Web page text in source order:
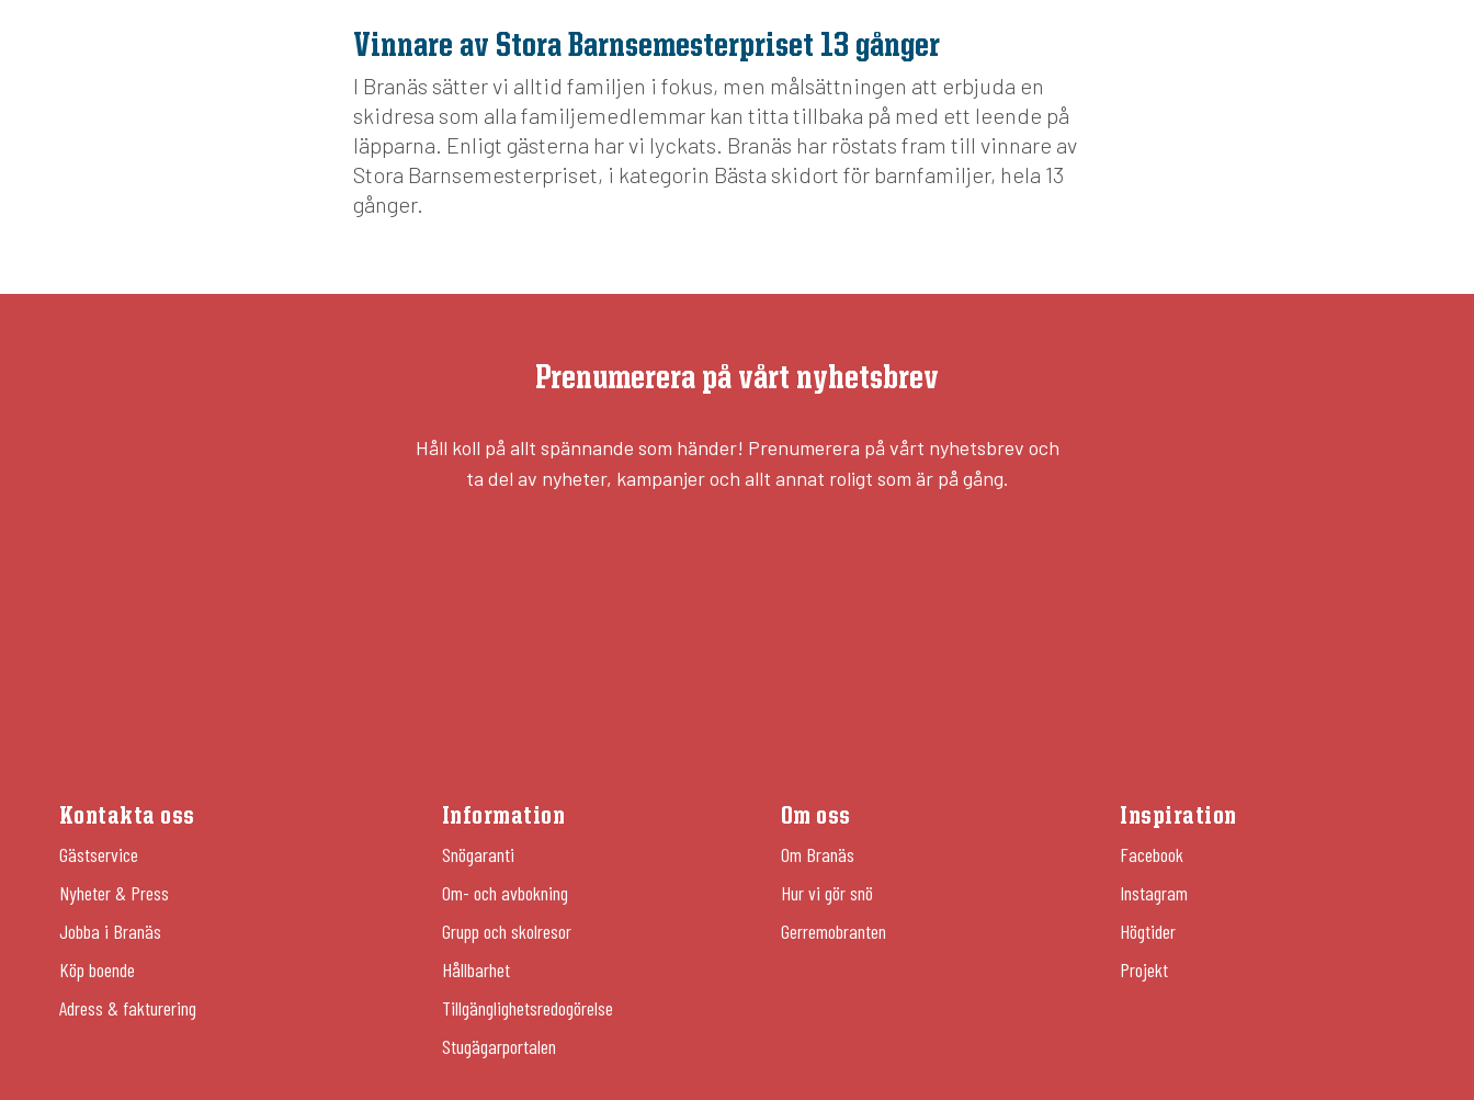
Vinnare av Stora Barnsemesterpriset 13 gånger
I Branäs sätter vi alltid familjen i fokus, men målsättningen att erbjuda en
skidresa som alla familjemedlemmar kan titta tillbaka på med ett leende på
läpparna. Enligt gästerna har vi lyckats. Branäs har röstats fram till vinnare av
Stora Barnsemesterpriset, i kategorin Bästa skidort för barnfamiljer, hela 13
gånger.
Prenumerera på vårt nyhetsbrev
Håll koll på allt spännande som händer! Prenumerera på vårt nyhetsbrev och
ta del av nyheter, kampanjer och allt annat roligt som är på gång.
Kontakta oss
Gästservice
Nyheter & Press
Jobba i Branäs
Köp boende
Adress & fakturering
Information
Snögaranti
Om- och avbokning
Grupp och skolresor
Hållbarhet
Tillgänglighetsredogörelse
Stugägarportalen
Om oss
Om Branäs
Hur vi gör snö
Gerremobranten
Inspiration
Facebook
Instagram
Högtider
Projekt